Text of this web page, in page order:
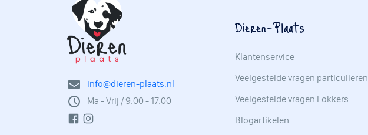
info@dieren-plaats.nl
Ma - Vrij / 9:00 - 17:00
Dieren-Plaats
Klantenservice
Veelgestelde vragen particulieren
Veelgestelde vragen Fokkers
Blogartikelen